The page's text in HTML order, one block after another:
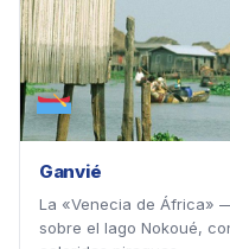
Ganvié
La «Venecia de África»
sobre el lago Nokoué,